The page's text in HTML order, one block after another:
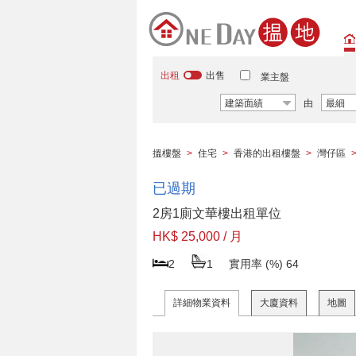
出租 出售 業主盤
建築面績 由 最細
搵樓盤 > 住宅 > 香港的出租樓盤 > 灣仔區 >
已過期
2房1廁文華樓出租單位
HK$ 25,000 / 月
2 1 實用率 (%) 64
詳細物業資料 大廈資料 地圖